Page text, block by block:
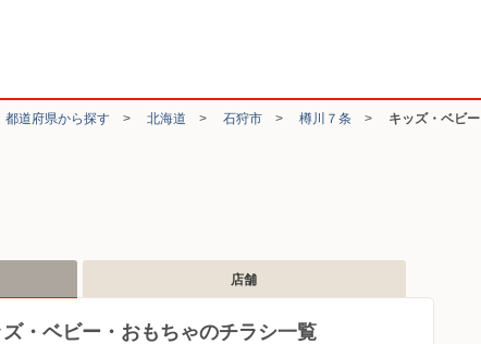
都道府県から探す > 北海道 > 石狩市 > 樽川７条 > キッズ・ベビ
店舗
・ベビー・おもちゃのチラシ一覧